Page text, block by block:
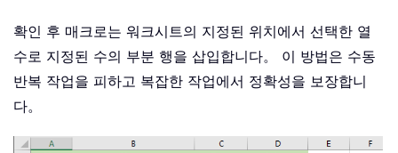
확인 후 매크로는 워크시트의 지정된 위치에서 선택한 열
수로 지정된 수의 부분 행을 삽입합니다。 이 방법은 수동
반복 작업을 피하고 복잡한 작업에서 정확성을 보장합니
다。